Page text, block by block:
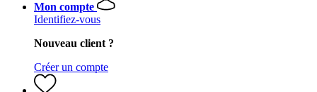
Mon compte
Identifiez-vous
Nouveau client ?
Créer un compte